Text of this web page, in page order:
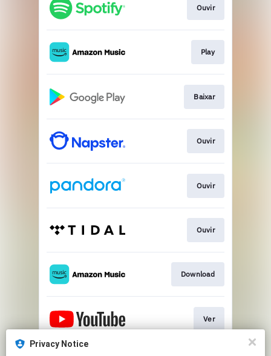
Ouvir
Play
Baixar
Ouvir
Ouvir
Ouvir
Download
Ver
Privacy Notice